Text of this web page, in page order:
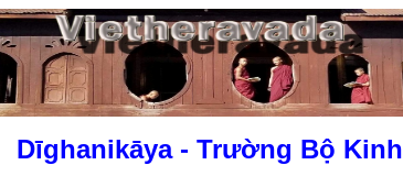
Dīghanikāya - Trường Bộ Kinh